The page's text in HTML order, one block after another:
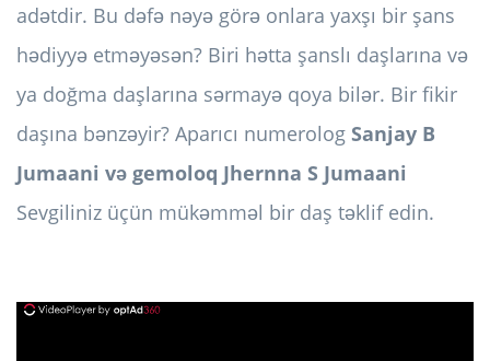
adətdir. Bu dəfə nəyə görə onlara yaxşı bir şans
hədiyyə etməyəsən? Biri hətta şanslı daşlarına və
ya doğma daşlarına sərmayə qoya bilər. Bir fikir
daşına bənzəyir? Aparıcı numerolog Sanjay B
Jumaani və gemoloq Jhernna S Jumaani
Sevgiliniz üçün mükəmməl bir daş təklif edin.